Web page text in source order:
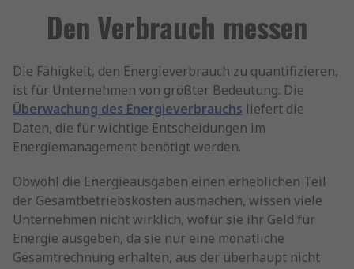
Den Verbrauch messen
Die Fähigkeit, den Energieverbrauch zu quantifizieren,
ist für Unternehmen von größter Bedeutung. Die
Überwachung des Energieverbrauchs liefert die
Daten, die für wichtige Entscheidungen im
Energiemanagement benötigt werden.
Obwohl die Energieausgaben einen erheblichen Teil
der Gesamtbetriebskosten ausmachen, wissen viele
Unternehmen nicht wirklich, wofür sie ihr Geld für
Energie ausgeben, da sie nur eine monatliche
Gesamtrechnung erhalten, aus der überhaupt nicht